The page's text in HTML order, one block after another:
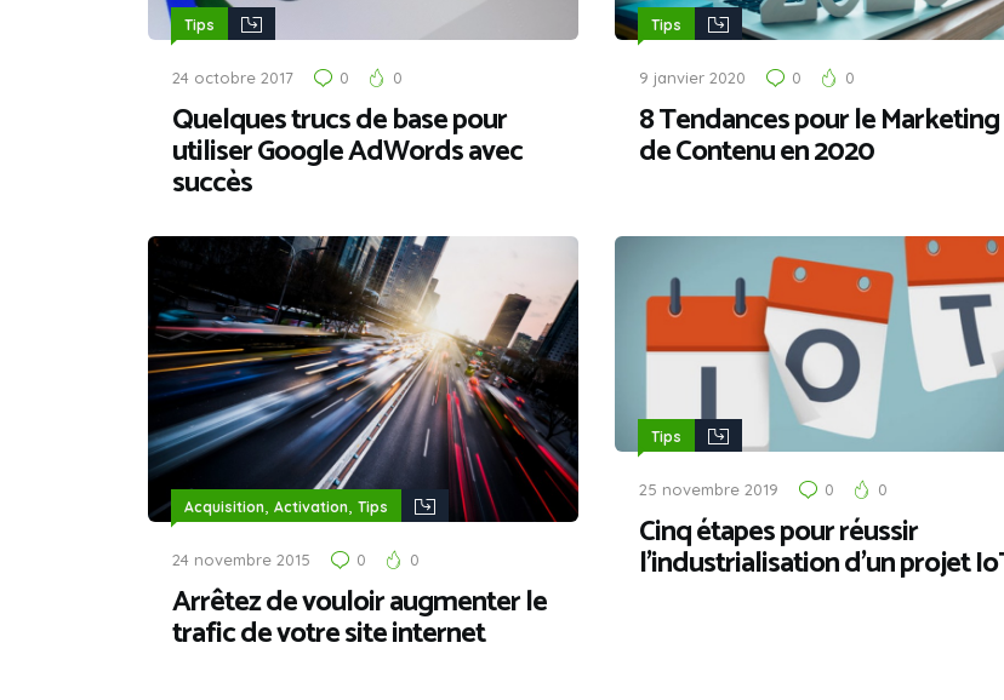
Tips
24 octobre 2017 0 0
Quelques trucs de base pour
utiliser Google AdWords avec
succès
Tips
9 janvier 2020 0 0
8 Tendances pour le Marketing
de Contenu en 2020
Acquisition Activation Tips
24 novembre 2015 0 0
Arrêtez de vouloir augmenter le
trafic de votre site internet
Tips
25 novembre 2019 0 0
Cinq étapes pour réussir
l’industrialisation d’un projet